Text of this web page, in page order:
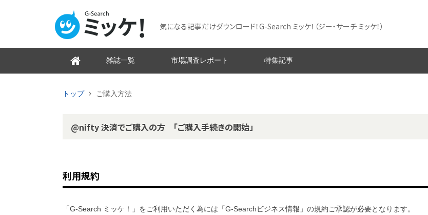
気になる記事だけダウンロード！G-Search ミッケ！ （ジー・サーチ ミッケ！）
雑誌一覧 市場調査レポート 特集記事
トップ ご購入方法
@nifty 決済でご購入の方 「ご購入手続きの開始」
利用規約
「G-Search ミッケ！」をご利用いただく為には「G-Searchビジネス情報」の規約ご承認が必要となります。